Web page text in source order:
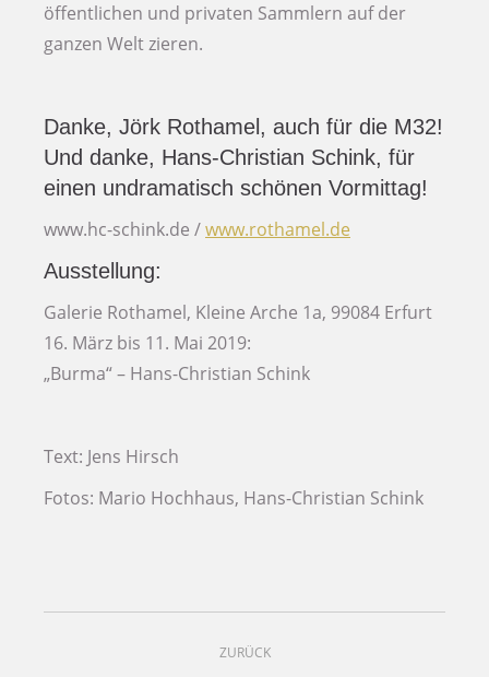
öffentlichen und privaten Sammlern auf der
ganzen Welt zieren.
Danke, Jörk Rothamel, auch für die M32!
Und danke, Hans-Christian Schink, für
einen undramatisch schönen Vormittag!
www.hc-schink.de /www.rothamel.de
Ausstellung:
Galerie Rothamel, Kleine Arche 1a, 99084 Erfurt
16. März bis 11. Mai 2019:
„Burma“ – Hans-Christian Schink
Text: Jens Hirsch
Fotos: Mario Hochhaus, Hans-Christian Schink
ZURÜCK